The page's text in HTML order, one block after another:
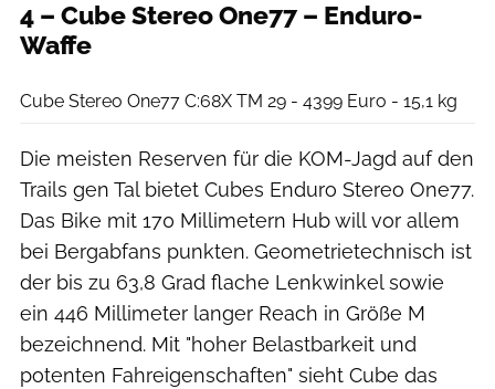
4 – Cube Stereo One77 – Enduro-
Waffe
Cube Stereo One77 C:68X TM 29 - 4399 Euro - 15,1 kg
Die meisten Reserven für die KOM-Jagd auf den
Trails gen Tal bietet Cubes Enduro Stereo One77.
Das Bike mit 170 Millimetern Hub will vor allem
bei Bergabfans punkten. Geometrietechnisch ist
der bis zu 63,8 Grad flache Lenkwinkel sowie
ein 446 Millimeter langer Reach in Größe M
bezeichnend. Mit "hoher Belastbarkeit und
potenten Fahreigenschaften" sieht Cube das